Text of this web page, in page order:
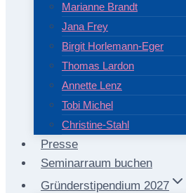
Marianne Brandt
Jana Frey
Birgit Horlemann-Eger
Thomas Lardon
Annette Lenz
Tobi Michel
Christine-Stahl
Presse
Seminarraum buchen
Gründerstipendium 2027